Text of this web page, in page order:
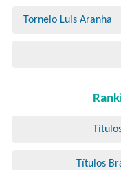
Torneio Luis Aranha
Títulos